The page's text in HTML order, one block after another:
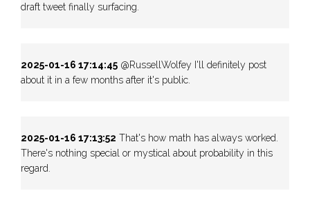
draft tweet finally surfacing.
2025-01-16 17:14:45 @RussellWolfey I'll definitely post
about it in a few months after it's public.
2025-01-16 17:13:52 That's how math has always worked.
There's nothing special or mystical about probability in this
regard.